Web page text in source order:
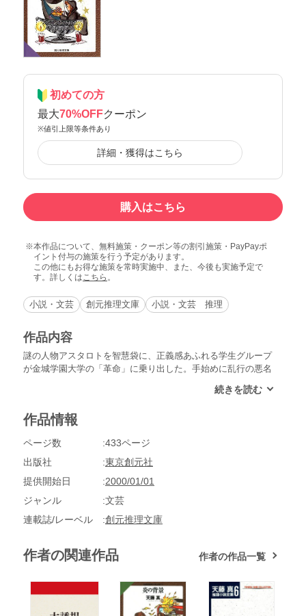
初めての方
最大70%OFFクーポン
※値引上限等条件あり
詳細・獲得はこちら
購入はこちら
本作品について、無料施策・クーポン等の割引施策・PayPayポ
イント付与の施策を行う予定があります。
この他にもお得な施策を常時実施中、また、今後も実施予定で
す。詳しくはこちら 。
小説・文芸 創元推理文庫 小説・文芸 推理
作品内容
謎の人物アスタロトを智慧袋に、正義感あふれる学生グループ
が金城学園大学の「革命」に乗り出した。手始めに乱行の悪名
画実行へ駒を進める。ところが中盤に至って局面は急転、予想
い込まれた学生たちは、千々に翻弄されながらも犯人を捜そう
作品情報
ページ数
433ページ
出版社
東京創元社
提供開始日
2000/01/01
ジャンル
文芸
連載誌/レーベル
創元推理文庫
作者の関連作品 作者の作品一覧